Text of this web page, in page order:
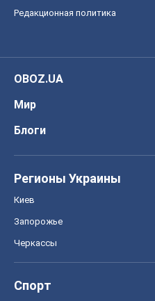
Редакционная политика
OBOZ.UA
Мир
Блоги
Регионы Украины
Киев
Запорожье
Черкассы
Спорт